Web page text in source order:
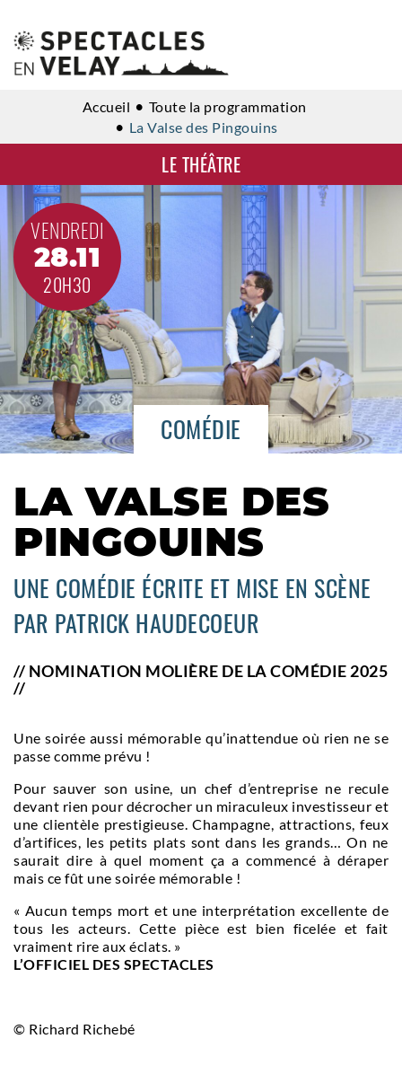
LE THÉÂTRE
Accueil
Toute la programmation
La Valse des Pingouins
VENDREDI
28.11
20H30
COMÉDIE
LA VALSE DES
PINGOUINS
UNE COMÉDIE ÉCRITE ET MISE EN SCÈNE
PAR PATRICK HAUDECOEUR
// NOMINATION MOLIÈRE DE LA COMÉDIE 2025
//
Une soirée aussi mémorable qu’inattendue où rien ne se
passe comme prévu !
Pour sauver son usine, un chef d’entreprise ne recule
devant rien pour décrocher un miraculeux investisseur et
une clientèle prestigieuse. Champagne, attractions, feux
d’artifices, les petits plats sont dans les grands… On ne
saurait dire à quel moment ça a commencé à déraper
mais ce fût une soirée mémorable !
« Aucun temps mort et une interprétation excellente de
tous les acteurs. Cette pièce est bien ficelée et fait
vraiment rire aux éclats. »
L’OFFICIEL DES SPECTACLES
© Richard Richebé